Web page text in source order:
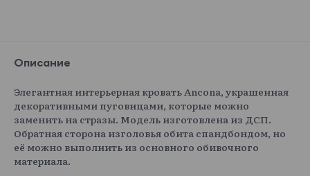
Описание
Элегантная интерьерная кровать Ancona, украшенная
декоративными пуговицами, которые можно
заменить на стразы. Модель изготовлена из ДСП.
Обратная сторона изголовья обита спандбондом, но
её можно выполнить из основного обивочного
материала.